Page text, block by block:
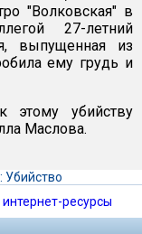
"Волковская" в
27-летний
выпущенная из
ему грудь и
этому убийству
Маслова.
Убийство
ресурсы